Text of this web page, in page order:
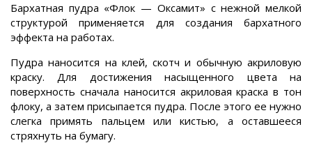
Бархатная пудра «Флок — Оксамит» с нежной мелкой
структурой применяется для создания бархатного
эффекта на работах.
Пудра наносится на клей, скотч и обычную акриловую
краску. Для достижения насыщенного цвета на
поверхность сначала наносится акриловая краска в тон
флоку, а затем присыпается пудра. После этого ее нужно
слегка примять пальцем или кистью, а оставшееся
стряхнуть на бумагу.